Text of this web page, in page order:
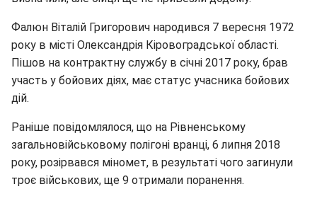
Фалюн Віталій Григорович народився 7 вересня 1972
року в місті Олександрія Кіровоградської області.
Пішов на контрактну службу в січні 2017 року, брав
участь у бойових діях, має статус учасника бойових
дій.
Раніше повідомлялося, що на Рівненському
загальновійськовому полігоні вранці, 6 липня 2018
року, розірвався міномет, в результаті чого загинули
троє військових, ще 9 отримали поранення.